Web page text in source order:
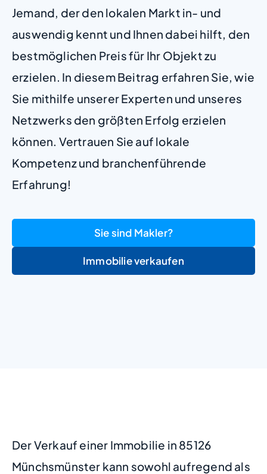
Jemand, der den lokalen Markt in- und
auswendig kennt und Ihnen dabei hilft, den
bestmöglichen Preis für Ihr Objekt zu
erzielen. In diesem Beitrag erfahren Sie, wie
Sie mithilfe unserer Experten und unseres
Netzwerks den größten Erfolg erzielen
können. Vertrauen Sie auf lokale
Kompetenz und branchenführende
Erfahrung!
Sie sind Makler?
Immobilie verkaufen
Der Verkauf einer Immobilie in 85126
Münchsmünster kann sowohl aufregend als